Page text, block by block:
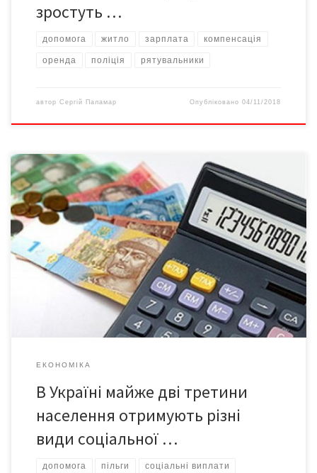
зростуть …
допомога житло зарплата компенсація
оренда поліція рятувальники
автор Сергій Паламар Опубліковано04/11/2018
“Якщо провести наскрізний аналіз, приблизно дві третини
населення України в тій чи іншій мірі отримують різні види
соціальної допомоги. Зафіксовано майже 7 млн
домогосподарств, які мають житлові субсидії. Близько 3 тисяч
сімей отримують допомогу для малозабезпечених, а також
майже 400 тисяч жінок – допомогу одиноким матерям”, –
заявив генеральний директор […]
ЕКОНОМІКА
В Україні майже дві третини
населення отримують різні
види соціальної …
допомога пільги соціальні виплати